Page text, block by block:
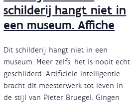
schilderij hangt niet in
een museum. Affiche
Dit schilderij hangt niet in een
museum. Meer zelfs: het is nooit echt
geschilderd. Artificiële intelligentie
bracht dit meesterwerk tot leven in
de stijl van Pieter Bruegel. Gingen